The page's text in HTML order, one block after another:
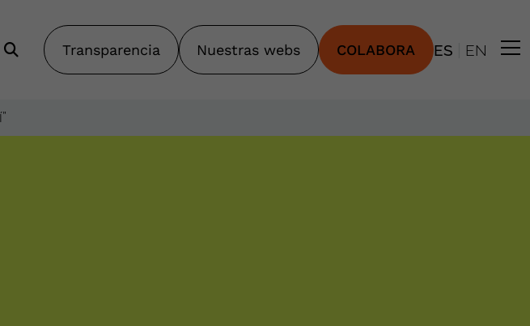
Transparencia Nuestras webs COLABORA ES EN